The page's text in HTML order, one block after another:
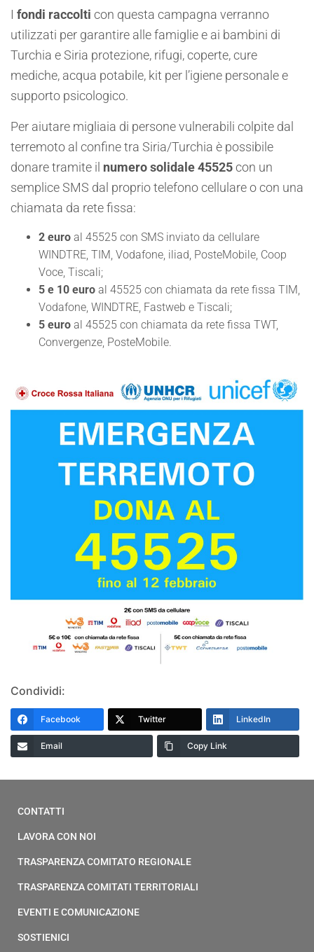
I fondi raccolti con questa campagna verranno
utilizzati per garantire alle famiglie e ai bambini di
Turchia e Siria protezione, rifugi, coperte, cure
mediche, acqua potabile, kit per l’igiene personale e
supporto psicologico.
Per aiutare migliaia di persone vulnerabili colpite dal
terremoto al confine tra Siria/Turchia è possibile
donare tramite il numero solidale 45525con un
semplice SMS dal proprio telefono cellulare o con una
chiamata da rete fissa:
2 euro al 45525 con SMS inviato da cellulare
WINDTRE, TIM, Vodafone, iliad, PosteMobile, Coop
Voce, Tiscali;
5 e 10 euro al 45525 con chiamata da rete fissa TIM,
Vodafone, WINDTRE, Fastweb e Tiscali;
5 euro al 45525 con chiamata da rete fissa TWT,
Convergenze, PosteMobile.
Condividi:
Facebook Twitter LinkedIn
Email Copy Link
CONTATTI
LAVORA CON NOI
TRASPARENZA COMITATO REGIONALE
TRASPARENZA COMITATI TERRITORIALI
EVENTI E COMUNICAZIONE
SOSTIENICI